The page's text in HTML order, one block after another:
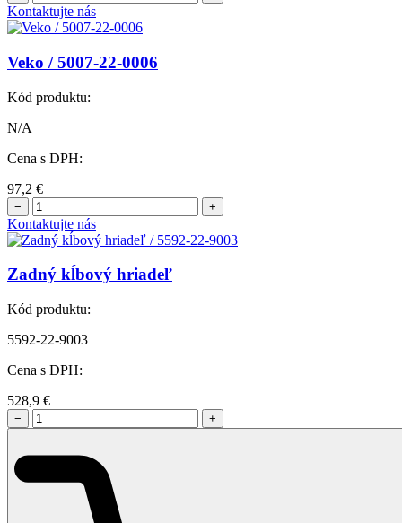
Kontaktujte nás
Veko / 5007-22-0006
Kód produktu:
N/A
Cena s DPH:
97,2 €
− +
Kontaktujte nás
Zadný kĺbový hriadeľ
Kód produktu:
5592-22-9003
Cena s DPH:
528,9 €
− +